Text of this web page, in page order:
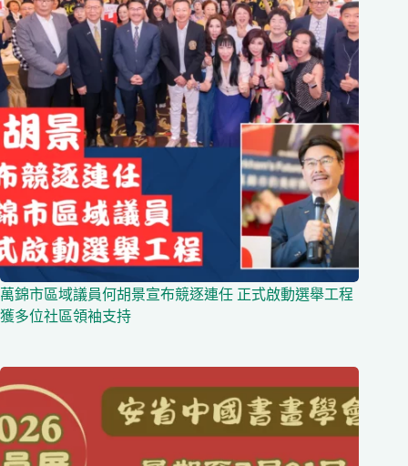
萬錦市區域議員何胡景宣布競逐連任 正式啟動選舉工程
獲多位社區領袖支持